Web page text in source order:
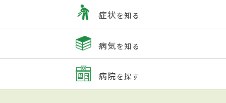
症状を知る
病気を知る
病院を探す